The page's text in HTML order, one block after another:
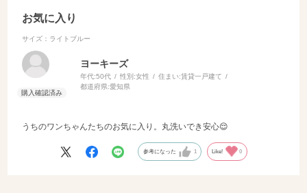
お気に入り
サイズ：ライトブルー
ヨーキーズ
年代:50代 性別:女性 住まい:賃貸一戸建て
都道府県:愛知県
うちのワンちゃんたちのお気に入り。丸洗いでき安心😌
参考になった 1 Like! 0